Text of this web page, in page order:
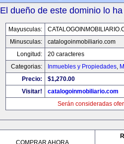
El dueño de este dominio lo
Mayusculas:
Minusculas:
catalogoinmobiliario.com
Longitud:
20 caracteres
Categorias:
Inmuebles y Propiedades,
Precio:
$1,270.00
Visitar!
catalogoinmobiliario.com
Serán consideradas
COMPRAR AHORA